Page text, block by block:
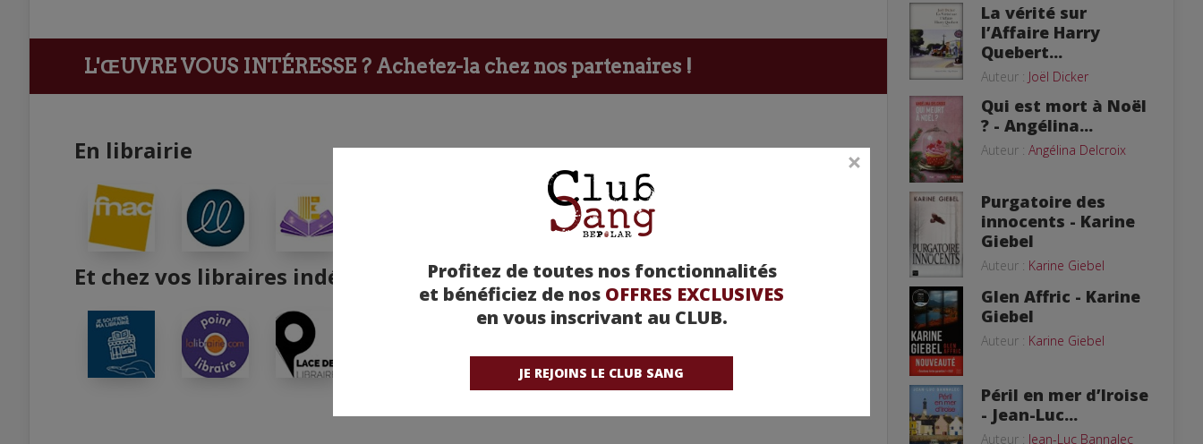
Profitez de toutes nos fonctionnalités
et bénéficiez de nos OFFRES EXCLUSIVES
en vous inscrivant au CLUB.
JE REJOINS LE CLUB SANG
L'ŒUVRE VOUS INTÉRESSE ? Achetez-la chez nos partenaires !
En librairie
Et chez vos libraires indépendants
La vérité sur
l’Affaire Harry
Quebert...
Auteur : Joël Dicker
Qui est mort à Noël
? - Angélina...
Auteur : Angélina Delcroix
Purgatoire des
innocents - Karine
Giebel
Auteur : Karine Giebel
Glen Affric - Karine
Giebel
Auteur : Karine Giebel
Péril en mer d’Iroise
- Jean-Luc...
Auteur : Jean-Luc Bannalec